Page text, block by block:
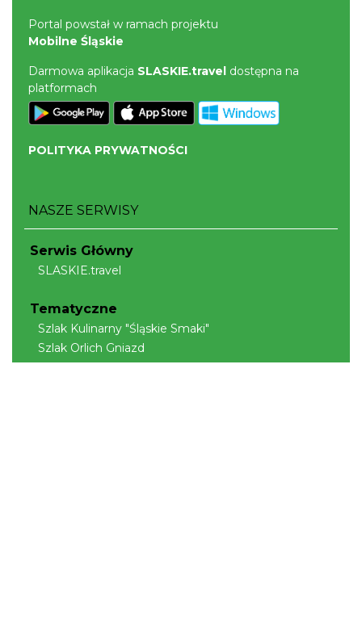
Portal powstał w ramach projektu
Mobilne Śląskie
Darmowa aplikacja SLASKIE.travel dostępna na
platformach
POLITYKA PRYWATNOŚCI
NASZE SERWISY
Serwis Główny
SLASKIE.travel
Tematyczne
Szlak Kulinarny "Śląskie Smaki"
Szlak Orlich Gniazd
Szlak Zabytków Techniki